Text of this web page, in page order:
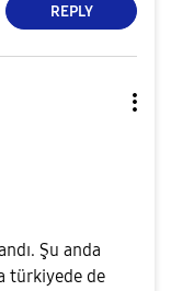
REPLY
Şu anda
türkiyede de